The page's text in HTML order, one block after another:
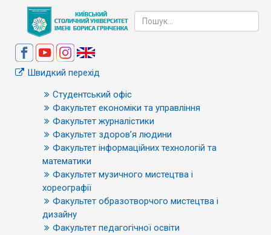
Швидкий перехід
Студентський офіс
Факультет економіки та управління
Факультет журналістики
Факультет здоров’я людини
Факультет інформаційних технологій та
математики
Факультет музичного мистецтва і
хореографії
Факультет образотворчого мистецтва і
дизайну
Факультет педагогічної освіти